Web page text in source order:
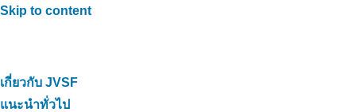
Skip to content
เกี่ยวกับ JVSF
แนะนำทั่วไป